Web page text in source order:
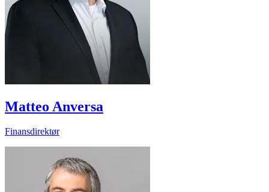
Matteo Anversa
Finansdirektør